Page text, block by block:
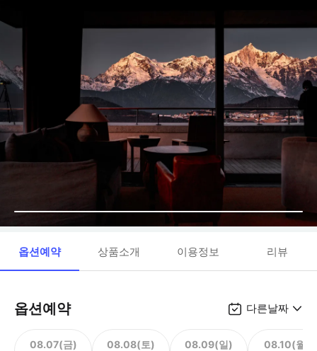
옵션예약 상품소개 이용정보 리뷰
옵션예약 다른날짜
08.07(금) 08.08(토) 08.09(일) 08.10(월)